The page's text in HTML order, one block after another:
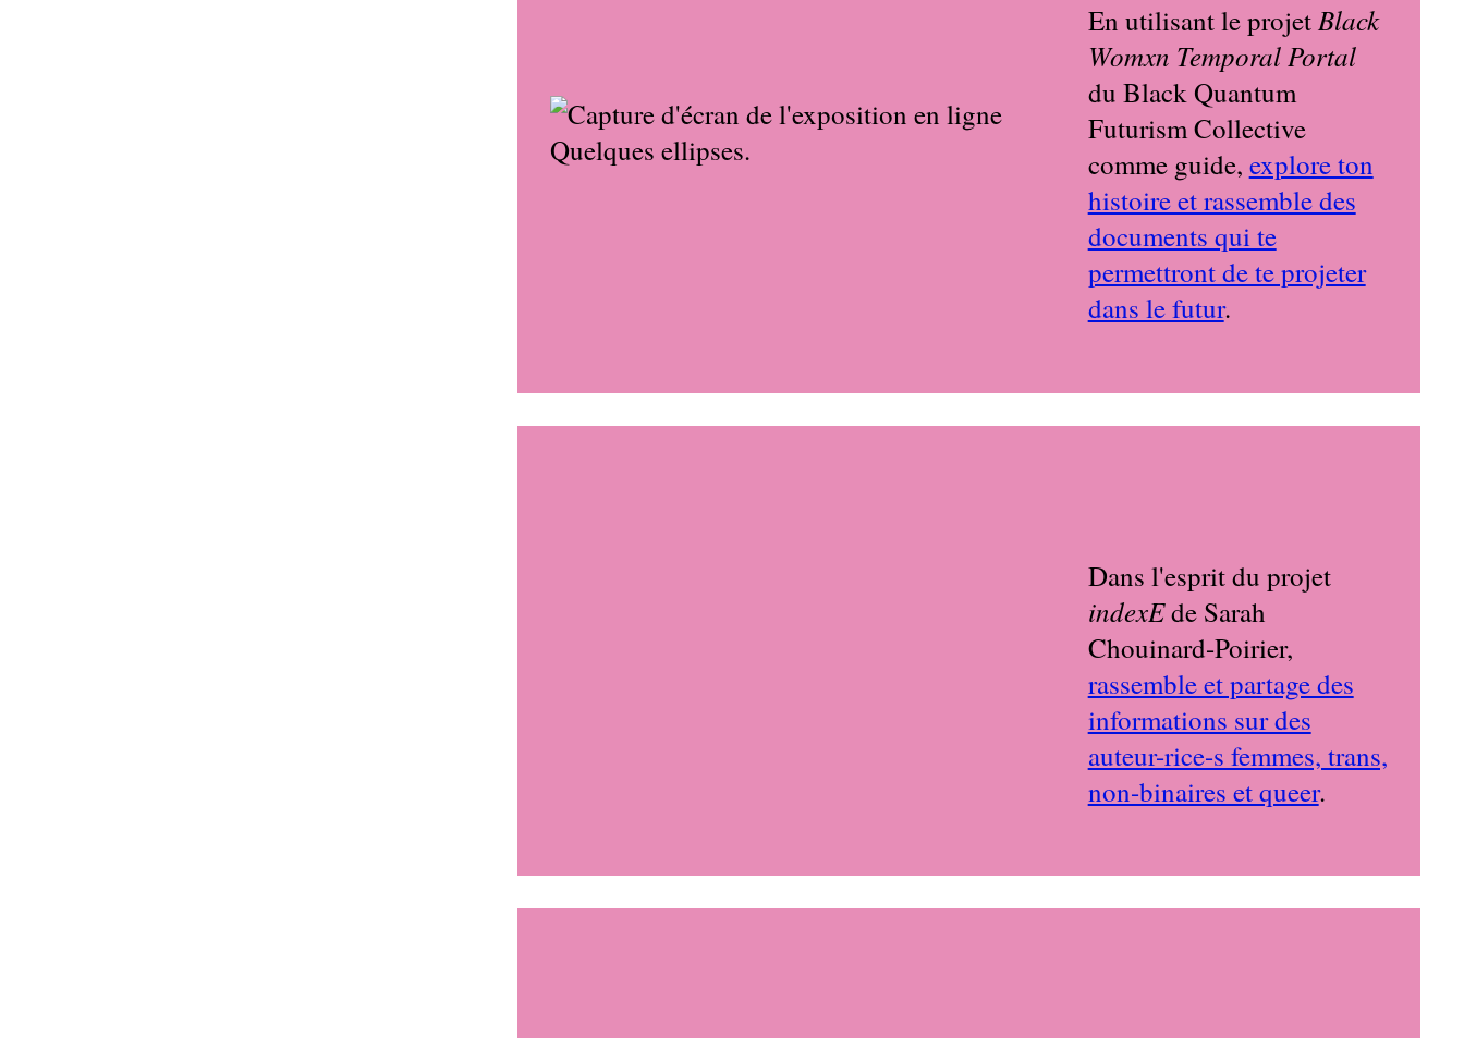
En utilisant le projetBlack
Womxn Temporal Portal
du Black Quantum
Futurism Collective
comme guide, explore ton
histoire et rassemble des
documents qui te
permettront de te projeter
dans le futur.
Dans l'esprit du projet
indexEde Sarah
Chouinard-Poirier,
rassemble et partage des
informations sur des
auteur-rice-s femmes, trans,
non-binaires et queer.